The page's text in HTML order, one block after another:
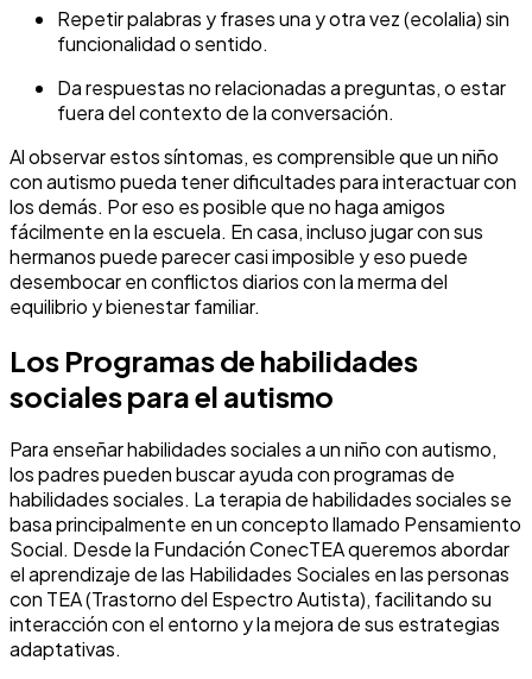
Repetir palabras y frases una y otra vez (ecolalia) sin
funcionalidad o sentido.
Da respuestas no relacionadas a preguntas, o estar
fuera del contexto de la conversación.
Al observar estos síntomas, es comprensible que un niño
con autismo pueda tener dificultades para interactuar con
los demás. Por eso es posible que no haga amigos
fácilmente en la escuela. En casa, incluso jugar con sus
hermanos puede parecer casi imposible y eso puede
desembocar en conflictos diarios con la merma del
equilibrio y bienestar familiar.
Los Programas de habilidades
sociales para el autismo
Para enseñar habilidades sociales a un niño con autismo,
los padres pueden buscar ayuda con programas de
habilidades sociales. La terapia de habilidades sociales se
basa principalmente en un concepto llamado Pensamiento
Social. Desde la Fundación ConecTEA queremos abordar
el aprendizaje de las Habilidades Sociales en las personas
con TEA (Trastorno del Espectro Autista), facilitando su
interacción con el entorno y la mejora de sus estrategias
adaptativas.